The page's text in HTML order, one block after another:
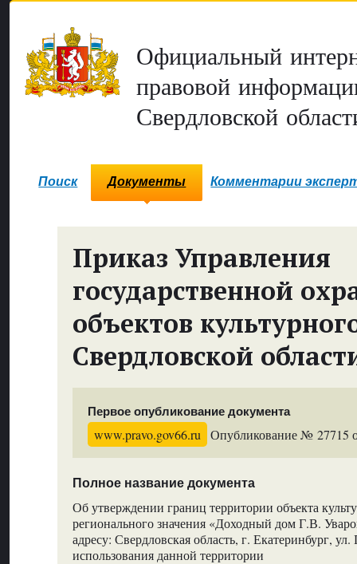
Официальный
правовой
Свердловской
Поиск Документы Комментарии
Приказ Управления
государственной
объектов
Свердловской
Первое опубликование документа
www.pravo.gov66.ru Опубликование № 27715
Полное название документа
Об утверждении границ территории объекта
регионального значения «Доходный дом Г.В.
адресу: Свердловская область, г. Екатеринбург,
использования данной территории